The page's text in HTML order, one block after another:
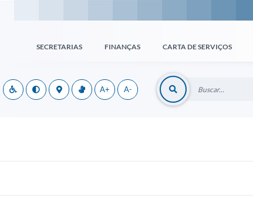
SECRETARIAS FINANÇAS CARTA DE SERVIÇOS
A+ A-